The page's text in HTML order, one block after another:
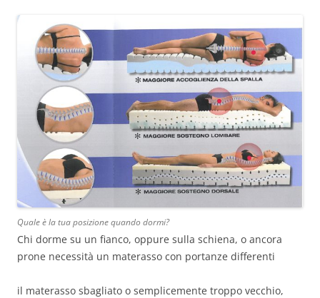
Quale è la tua posizione quando dormi?
Chi dorme su un fianco, oppure sulla schiena, o ancora
prone necessità un materasso con portanze differenti
il materasso sbagliato o semplicemente troppo vecchio,